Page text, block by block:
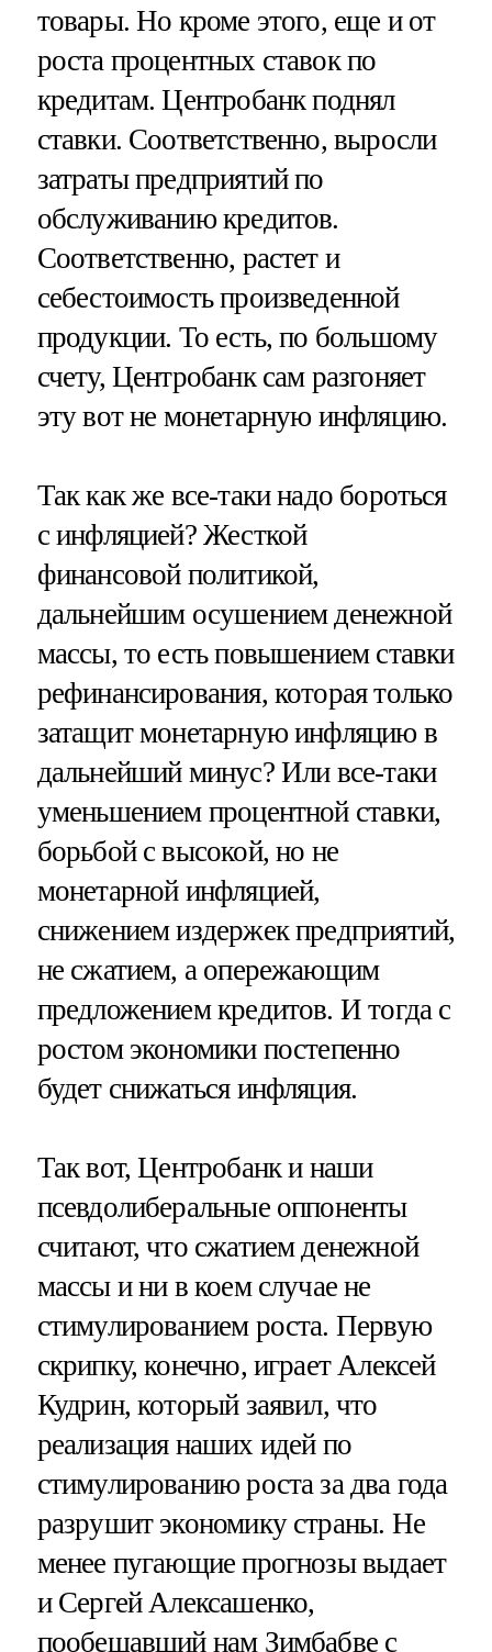
товары. Но кроме этого, еще и от
роста процентных ставок по
кредитам. Центробанк поднял
ставки. Соответственно, выросли
затраты предприятий по
обслуживанию кредитов.
Соответственно, растет и
себестоимость произведенной
продукции. То есть, по большому
счету, Центробанк сам разгоняет
эту вот не монетарную инфляцию.
Так как же все-таки надо бороться
с инфляцией? Жесткой
финансовой политикой,
дальнейшим осушением денежной
массы, то есть повышением ставки
рефинансирования, которая только
затащит монетарную инфляцию в
дальнейший минус? Или все-таки
уменьшением процентной ставки,
борьбой с высокой, но не
монетарной инфляцией,
снижением издержек предприятий,
не сжатием, а опережающим
предложением кредитов. И тогда с
ростом экономики постепенно
будет снижаться инфляция.
Так вот, Центробанк и наши
псевдолиберальные оппоненты
считают, что сжатием денежной
массы и ни в коем случае не
стимулированием роста. Первую
скрипку, конечно, играет Алексей
Кудрин, который заявил, что
реализация наших идей по
стимулированию роста за два года
разрушит экономику страны. Не
менее пугающие прогнозы выдает
и Сергей Алексашенко,
пообещавший нам Зимбабве с